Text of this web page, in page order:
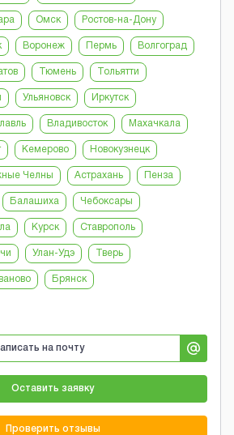
Омск Ростов-на-Дону
Воронеж Пермь Волгоград
Тюмень Тольятти
Ульяновск Иркутск
Владивосток Махачкала
Кемерово Новокузнецк
Челны Астрахань Пенза
Балашиха Чебоксары
Курск Ставрополь
Улан-Удэ Тверь
Брянск
на почту
Оставить заявку
Проверить отзывы